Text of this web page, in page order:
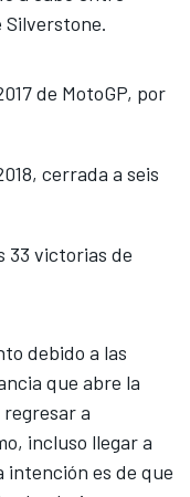
Silverstone.
de MotoGP, por
cerrada a seis
33 victorias de
debido a las
que abre la
a
incluso llegar a
intención es de que